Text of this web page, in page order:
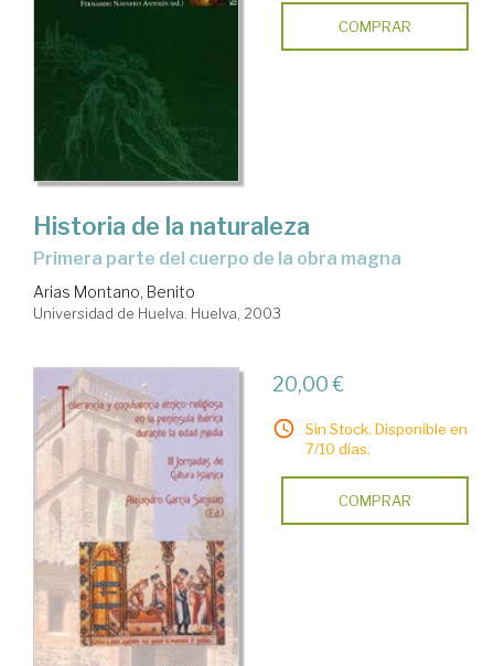
COMPRAR
Historia de la naturaleza
primera parte del cuerpo de la obra magna
Arias Montano, Benito
Universidad de Huelva. Huelva, 2003
20,00 €
Sin Stock. Disponible en
7/10 días.
COMPRAR